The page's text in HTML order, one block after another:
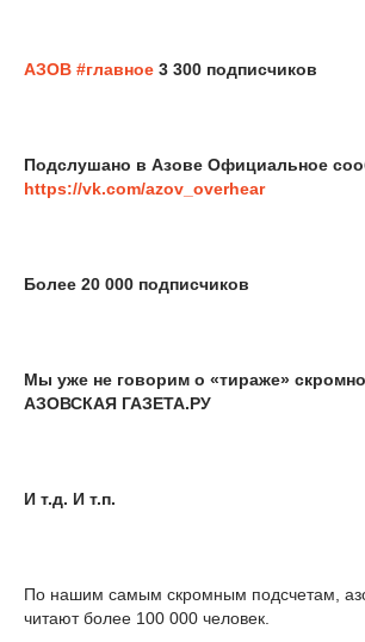
АЗОВ #главное 3 300 подписчиков
Подслушано в Азове Официальное
https://vk.com/azov_overhear
Более 20 000 подписчиков
Мы уже не говорим о «тираже»
АЗОВСКАЯ ГАЗЕТА.РУ
И т.д. И т.п.
По нашим самым скромным подсчетам,
читают более 100 000 человек.